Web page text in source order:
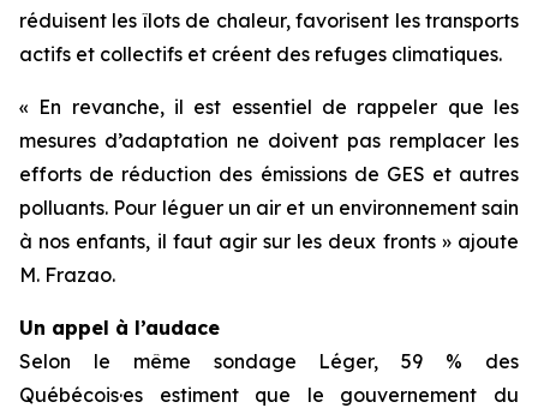
réduisent les îlots de chaleur, favorisent les transports
actifs et collectifs et créent des refuges climatiques.
« En revanche, il est essentiel de rappeler que les
mesures d’adaptation ne doivent pas remplacer les
efforts de réduction des émissions de GES et autres
polluants. Pour léguer un air et un environnement sain
à nos enfants, il faut agir sur les deux fronts » ajoute
M. Frazao.
Un appel à l’audace
Selon le même sondage Léger, 59 % des
Québécois·es estiment que le gouvernement du